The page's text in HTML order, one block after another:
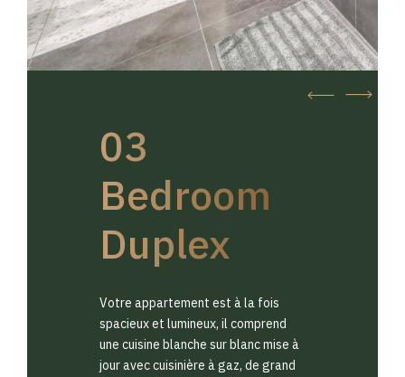
03
Bedroom
Duplex
Votre appartement est à la fois
spacieux et lumineux, il comprend
une cuisine blanche sur blanc mise à
jour avec cuisinière à gaz, de grand